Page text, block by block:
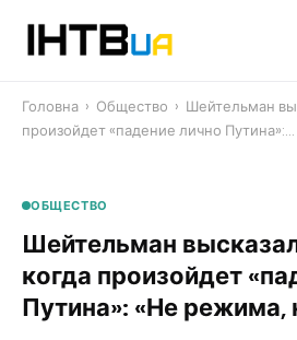
Головна › Общество › Шейтельман
произойдет «падение лично Путина»:…
ОБЩЕСТВО
Шейтельман
когда произойдет
Путина»: «Не режима,